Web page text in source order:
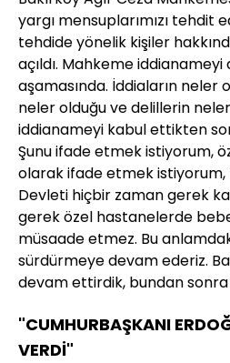
yargı mensuplarımızı tehdit
tehdide yönelik kişiler
açıldı. Mahkeme
aşamasında. İddiaların neler
neler olduğu ve delillerin
iddianameyi kabul ettikten
Şunu ifade etmek istiyorum,
olarak ifade etmek
Devleti hiçbir zaman gerek
gerek özel hastanelerde
müsaade etmez. Bu anlamdaki
sürdürmeye devam ederiz.
devam ettirdik, bundan
"CUMHURBAŞKANI
VERDİ"